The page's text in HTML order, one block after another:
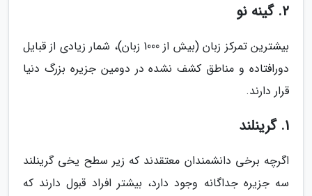
2. گینه نو
بیشترین تمرکز زبان (بیش از 1000 زبان)، شمار زیادی از قبایل
دورافتاده و مناطق کشف نشده در دومین جزیره بزرگ دنیا
قرار دارند.
1. گرینلند
اگرچه برخی دانشمندان معتقدند که زیر سطح یخی گرینلند
سه جزیره جداگانه وجود دارد، بیشتر افراد قبول دارند که